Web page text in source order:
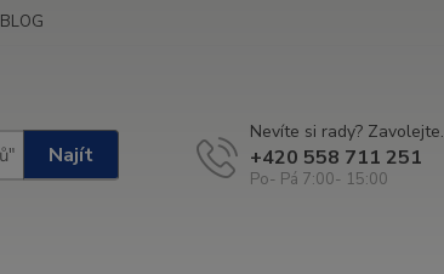
BLOG
Najít
Nevíte si rady? Zavolejte.
+420 558 711 251
Po- Pá 7:00- 15:00